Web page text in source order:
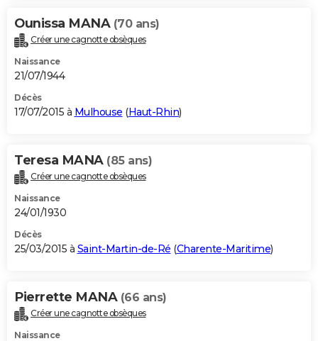
Ounissa MANA (70 ans)
Créer une cagnotte obsèques
Naissance
21/07/1944
Décès
17/07/2015 à Mulhouse (Haut-Rhin)
Teresa MANA (85 ans)
Créer une cagnotte obsèques
Naissance
24/01/1930
Décès
25/03/2015 à Saint-Martin-de-Ré (Charente-Maritime)
Pierrette MANA (66 ans)
Créer une cagnotte obsèques
Naissance